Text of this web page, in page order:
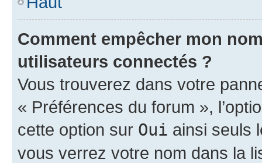
Comment empêcher mon
utilisateurs connectés ?
Vous trouverez dans votre
« Préférences du forum »,
cette option sur Oui ainsi seuls
vous verrez votre nom dans la